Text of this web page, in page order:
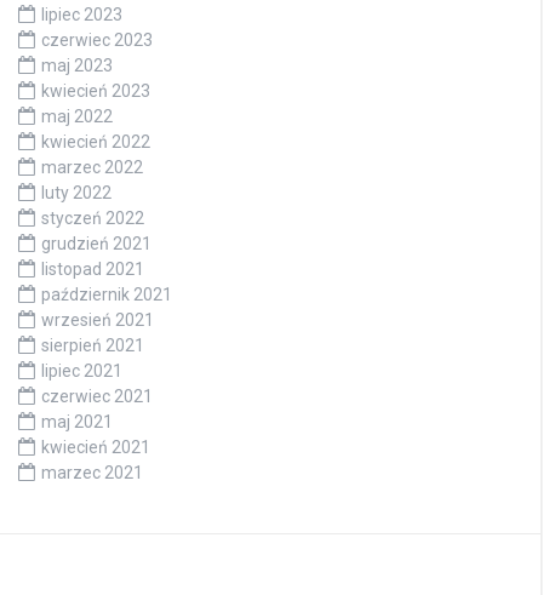
lipiec 2023
czerwiec 2023
maj 2023
kwiecień 2023
maj 2022
kwiecień 2022
marzec 2022
luty 2022
styczeń 2022
grudzień 2021
listopad 2021
październik 2021
wrzesień 2021
sierpień 2021
lipiec 2021
czerwiec 2021
maj 2021
kwiecień 2021
marzec 2021